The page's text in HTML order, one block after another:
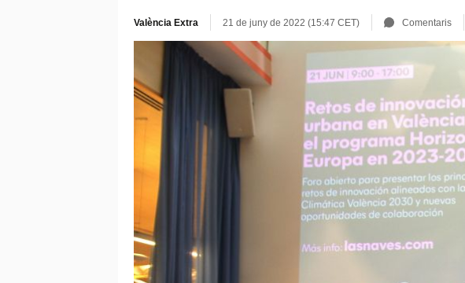
València Extra 21 de juny de 2022 (15:47 CET) Comentaris